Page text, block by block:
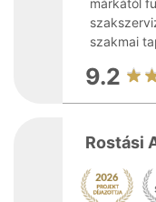
márkától
szakmai
9.2
Rostási